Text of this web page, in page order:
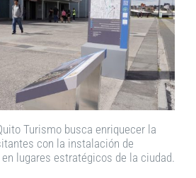
Turismo busca enriquecer la
con la instalación de
lugares estratégicos de la ciudad.